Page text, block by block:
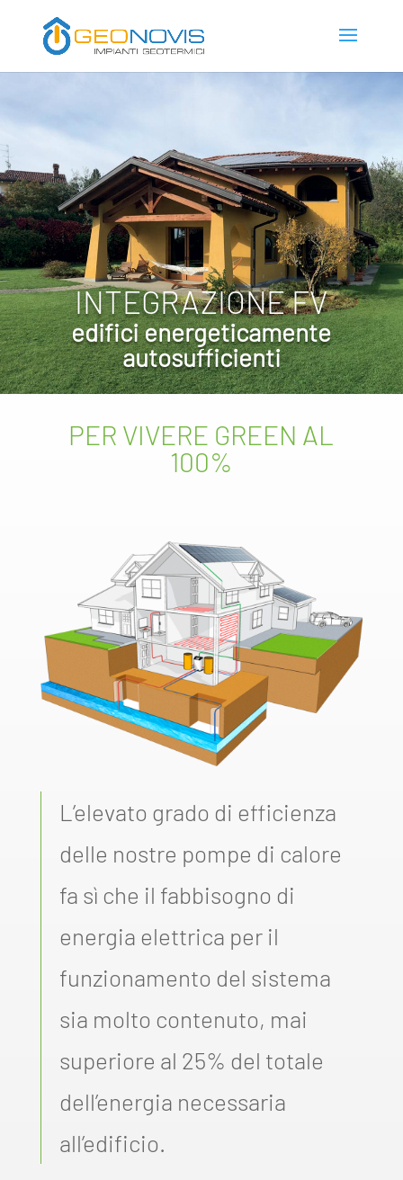
INTEGRAZIONE FV
edifici energeticamente
autosufficienti
PER VIVERE GREEN AL
100%
L’elevato grado di efficienza
delle nostre pompe di calore
fa sì che il fabbisogno di
energia elettrica per il
funzionamento del sistema
sia molto contenuto, mai
superiore al 25% del totale
dell’energia necessaria
all’edificio.